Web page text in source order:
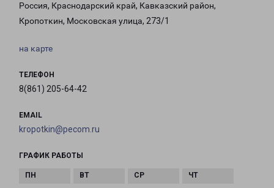
Россия, Краснодарский край, Кавказский район,
Кропоткин, Московская улица, 273/1
на карте
ТЕЛЕФОН
8(861) 205-64-42
EMAIL
kropotkin@pecom.ru
ГРАФИК РАБОТЫ